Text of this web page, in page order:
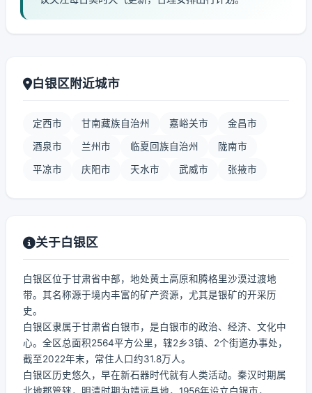
白银区附近城市
定西市 甘南藏族自治州 嘉峪关市 金昌市
酒泉市 兰州市 临夏回族自治州 陇南市
平凉市 庆阳市 天水市 武威市 张掖市
关于白银区
白银区位于甘肃省中部，地处黄土高原和腾格里沙漠过渡地
带。其名称源于境内丰富的矿产资源，尤其是银矿的开采历
史。
白银区隶属于甘肃省白银市，是白银市的政治、经济、文化中
心。全区总面积2564平方公里，辖2乡3镇、2个街道办事处，
截至2022年末，常住人口约31.8万人。
白银区历史悠久，早在新石器时代就有人类活动。秦汉时期属